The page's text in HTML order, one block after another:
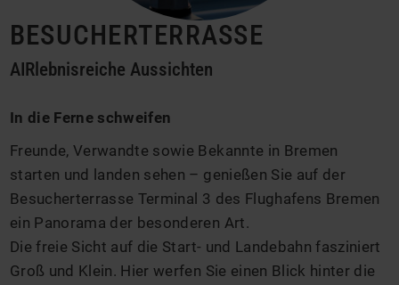
BESUCHERTERRASSE
AIRlebnisreiche Aussichten
In die Ferne schweifen
Freunde, Verwandte sowie Bekannte in Bremen
starten und landen sehen – genießen Sie auf der
Besucherterrasse Terminal 3 des Flughafens Bremen
ein Panorama der besonderen Art.
Die freie Sicht auf die Start- und Landebahn fasziniert
Groß und Klein. Hier werfen Sie einen Blick hinter die